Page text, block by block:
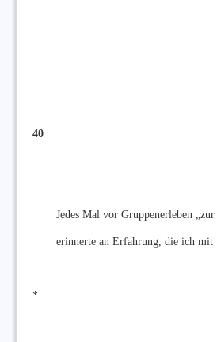
40
Jedes Mal vor Gruppenerleben
erinnerte an Erfahrung, die ich mit
*